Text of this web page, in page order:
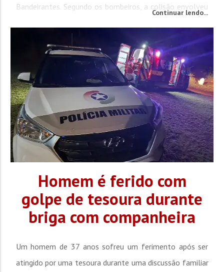
Bandeirantes. Segundo os bombeiros, a colisão envolveu
estacionado na via pública. Ao chegarem ao local, as
equipes confirmaram a...
Continuar lendo...
Homem é ferido com
golpe de tesoura durante
briga com companheira
Um homem de 37 anos sofreu um ferimento após ser
atingido por uma tesoura durante uma discussão familiar